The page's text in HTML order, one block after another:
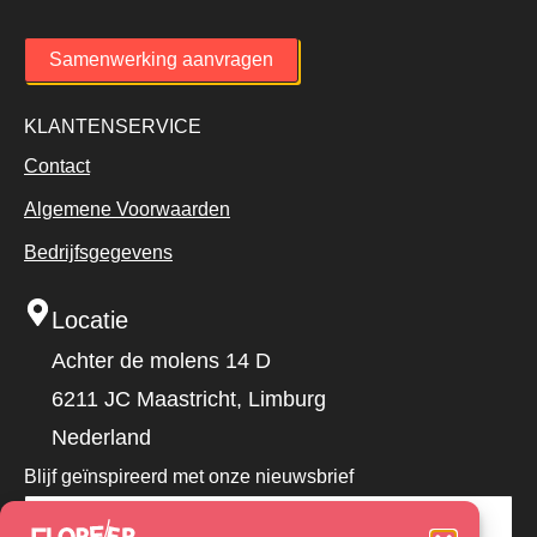
Samenwerking aanvragen
KLANTENSERVICE
Contact
Algemene Voorwaarden
Bedrijfsgegevens
Locatie
Achter de molens 14 D
6211 JC Maastricht, Limburg
Nederland
Blijf geïnspireerd met onze nieuwsbrief